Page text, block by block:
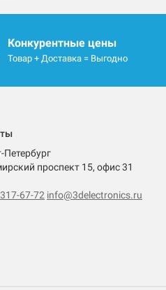
Конкурентные цены
Товар + Доставка = Выгодно
Петербург
проспект 15, офис 31
67-72 info@3delectronics.ru